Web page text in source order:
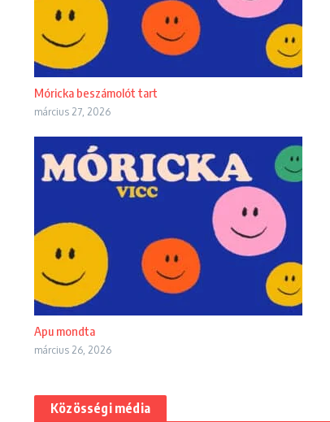
Móricka beszámolót tart
március 27, 2026
Apu mondta
március 26, 2026
Közösségi média